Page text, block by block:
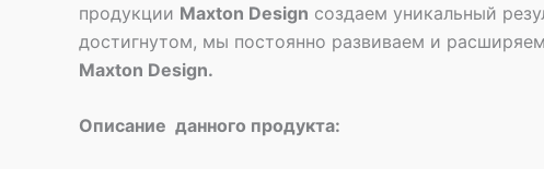
продукции Maxton Design создаем уникальный
достигнутом, мы постоянно развиваем и
Maxton Design.
Описание данного продукта: